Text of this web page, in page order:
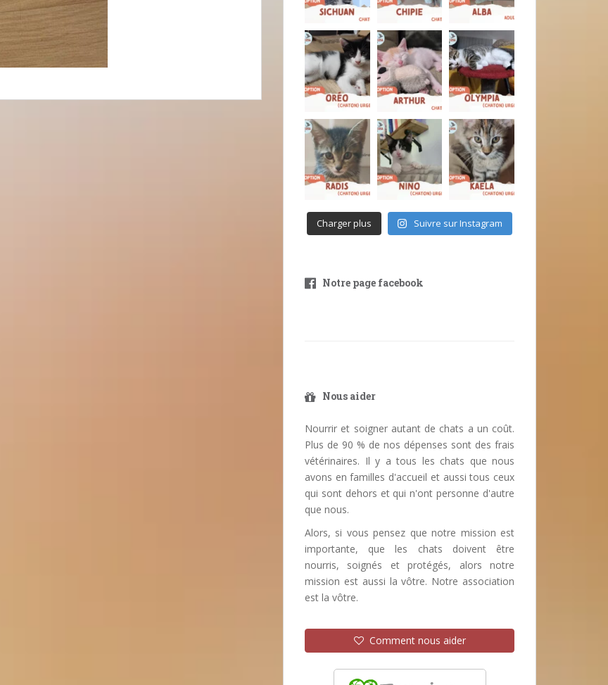
Charger plus Suivre sur Instagram
Notre page facebook
Nous aider
Nourrir et soigner autant de chats a un coût.
Plus de 90 % de nos dépenses sont des frais
vétérinaires. Il y a tous les chats que nous
avons en familles d'accueil et aussi tous ceux
qui sont dehors et qui n'ont personne d'autre
que nous.
Alors, si vous pensez que notre mission est
importante, que les chats doivent être
nourris, soignés et protégés, alors notre
mission est aussi la vôtre. Notre association
est la vôtre.
Comment nous aider